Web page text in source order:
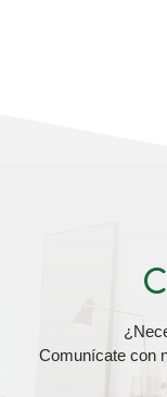
Comunícate con